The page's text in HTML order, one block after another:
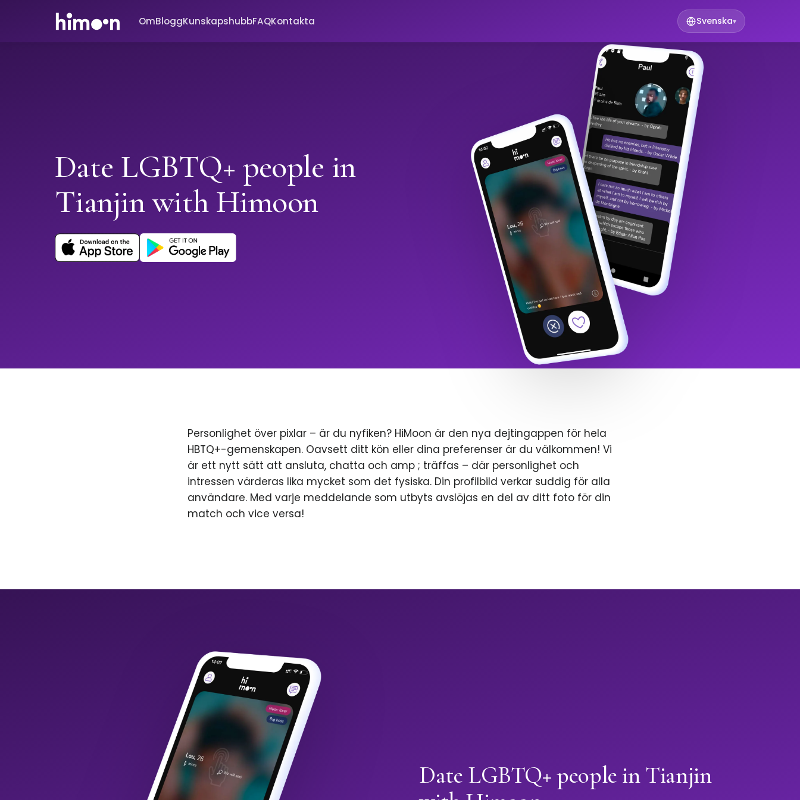
OmBloggKunskapshubbFAQKontakta Svenska▾
Date LGBTQ+ people in
Tianjin with Himoon
Personlighet över pixlar – är du nyfiken? HiMoon är den nya dejtingappen för hela
HBTQ+-gemenskapen. Oavsett ditt kön eller dina preferenser är du välkommen! Vi
är ett nytt sätt att ansluta, chatta och amp ; träffas – där personlighet och
intressen värderas lika mycket som det fysiska. Din profilbild verkar suddig för alla
användare. Med varje meddelande som utbyts avslöjas en del av ditt foto för din
match och vice versa!
Date LGBTQ+ people in Tianjin